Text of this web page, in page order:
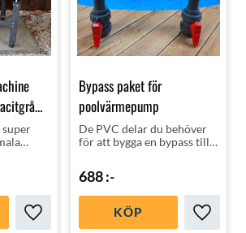
Lägg till i favoriter
Bypass paket för
poolvärmepump
De PVC delar du behöver
för att bygga en bypass till
ingående PVC
komponenter | Made in
688:-
Lägg
KÖP